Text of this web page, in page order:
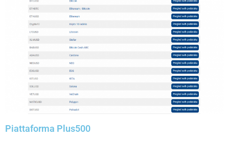
Piattaforma Plus500